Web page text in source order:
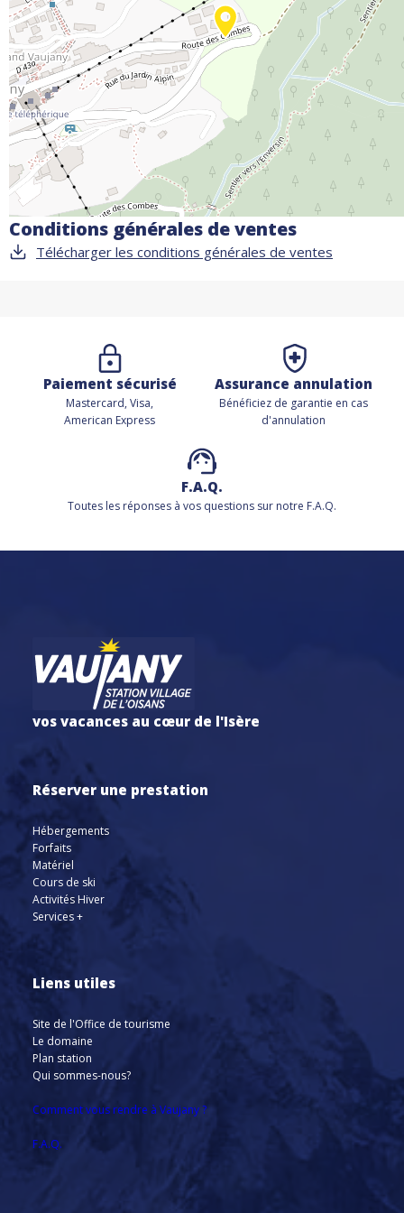
et terminer votre journée avec de jolis couchers de soleil sur
monts.
Conditions générales de ventes
Télécharger les conditions générales de ventes
Paiement sécurisé
Mastercard, Visa,
American Express
Assurance annulation
Bénéficiez de garantie en cas
d'annulation
F.A.Q.
Toutes les réponses à vos questions sur notre F.A.Q.
vos vacances au cœur de l'Isère
Réserver une prestation
Hébergements
Forfaits
Matériel
Cours de ski
Activités Hiver
Services +
Liens utiles
Site de l'Office de tourisme
Le domaine
Plan station
Qui sommes-nous?
Comment vous rendre à Vaujany ?
F.A.Q.